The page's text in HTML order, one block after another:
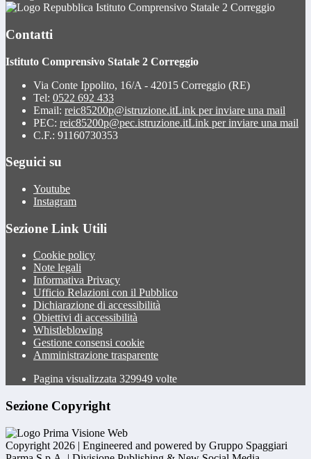
Istituto Comprensivo Statale 2 Correggio
Contatti
Istituto Comprensivo Statale 2 Correggio
Via Conte Ippolito, 16/A - 42015 Correggio (RE)
Tel: 0522 692 433
Email: reic85200p@istruzione.itLink per inviare una mail
PEC: reic85200p@pec.istruzione.itLink per inviare una mail
C.F.: 91160730353
Seguici su
Youtube
Instagram
Sezione Link Utili
Cookie policy
Note legali
Informativa Privacy
Ufficio Relazioni con il Pubblico
Dichiarazione di accessibilità
Obiettivi di accessibilità
Whistleblowing
Gestione consensi cookie
Amministrazione trasparente
Pagina visualizzata 329949 volte
Sezione Copyright
Copyright 2026 | Engineered and powered by Gruppo Spaggiari